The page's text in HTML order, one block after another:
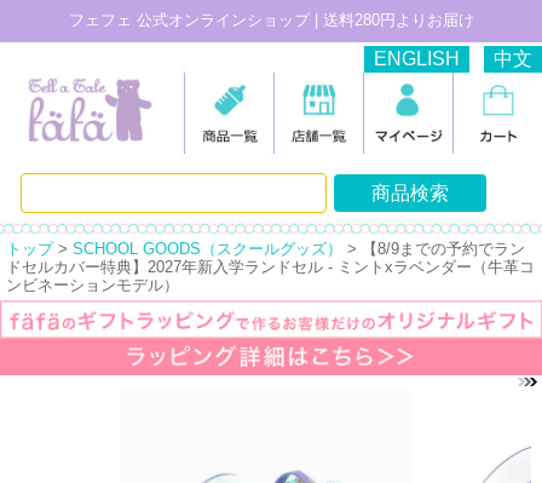
フェフェ 公式オンラインショップ | 送料280円よりお届け
ENGLISH 中文
トップ> SCHOOL GOODS（スクールグッズ）
> 【8/9までの予約でラン
ドセルカバー特典】2027年新入学ランドセル - ミントxラベンダー（牛革コ
ンビネーションモデル）